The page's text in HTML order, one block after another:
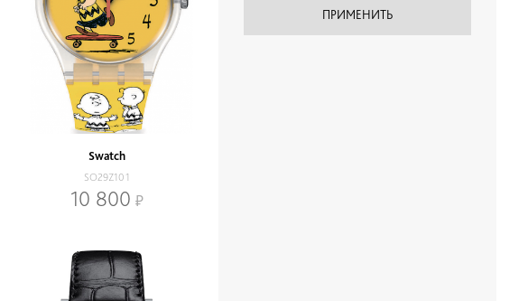
Swatch
SO29Z101
10 800